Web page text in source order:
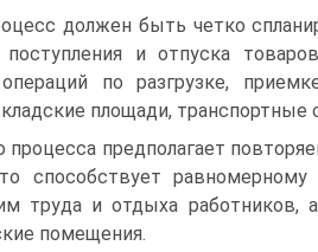
должен быть четко
и отпуска
по разгрузке,
площади, транспортные
процесса предполагает
способствует равномерному
труда и отдыха работников,
помещения.